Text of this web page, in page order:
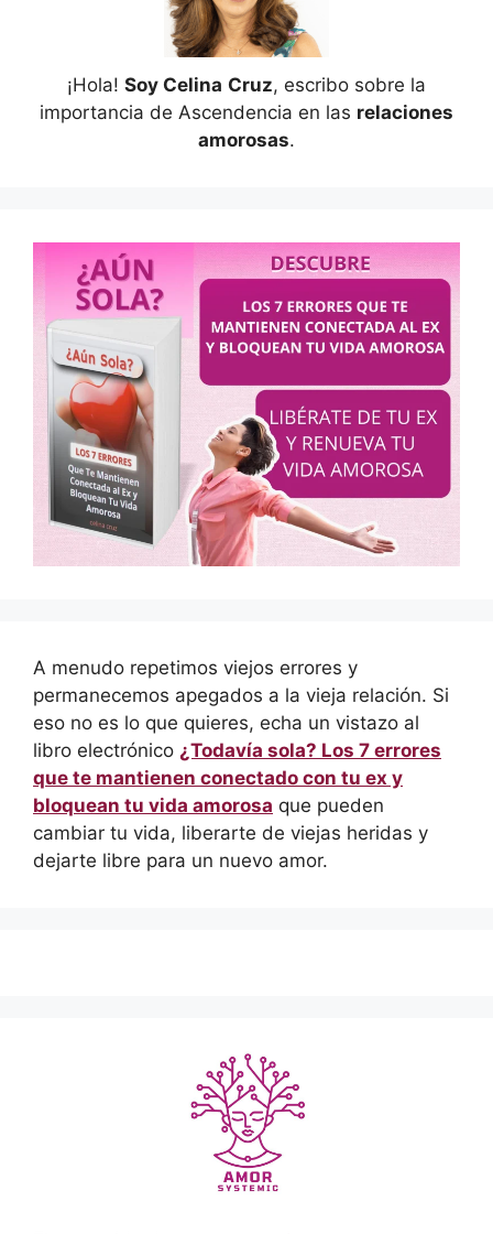
¡Hola! Soy Celina Cruz, escribo sobre la
importancia de Ascendencia en las relaciones
amorosas.
A menudo repetimos viejos errores y
permanecemos apegados a la vieja relación. Si
eso no es lo que quieres, echa un vistazo al
libro electrónico ¿Todavía sola? Los 7 errores
que te mantienen conectado con tu ex y
bloquean tu vida amorosa que pueden
cambiar tu vida, liberarte de viejas heridas y
dejarte libre para un nuevo amor.